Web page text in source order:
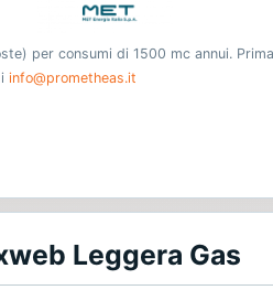
per consumi di 1500 mc annui.
info@prometheas.it
Leggera Gas